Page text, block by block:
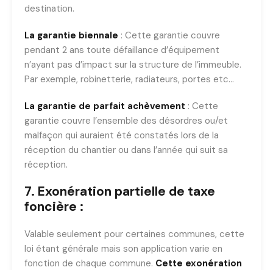
destination.
La garantie biennale : Cette garantie couvre
pendant 2 ans toute défaillance d’équipement
n’ayant pas d’impact sur la structure de l’immeuble.
Par exemple, robinetterie, radiateurs, portes etc…
La garantie de parfait achèvement : Cette
garantie couvre l’ensemble des désordres ou/et
malfaçon qui auraient été constatés lors de la
réception du chantier ou dans l’année qui suit sa
réception.
7. Exonération partielle de taxe
foncière :
Valable seulement pour certaines communes, cette
loi étant générale mais son application varie en
fonction de chaque commune. Cette exonération